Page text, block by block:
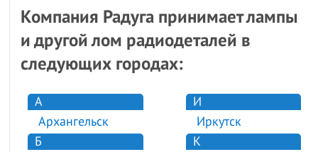
Компания Радуга принимает лампы
и другой лом радиодеталей в
следующих городах:
А
Архангельск
Б
И
Иркутск
К